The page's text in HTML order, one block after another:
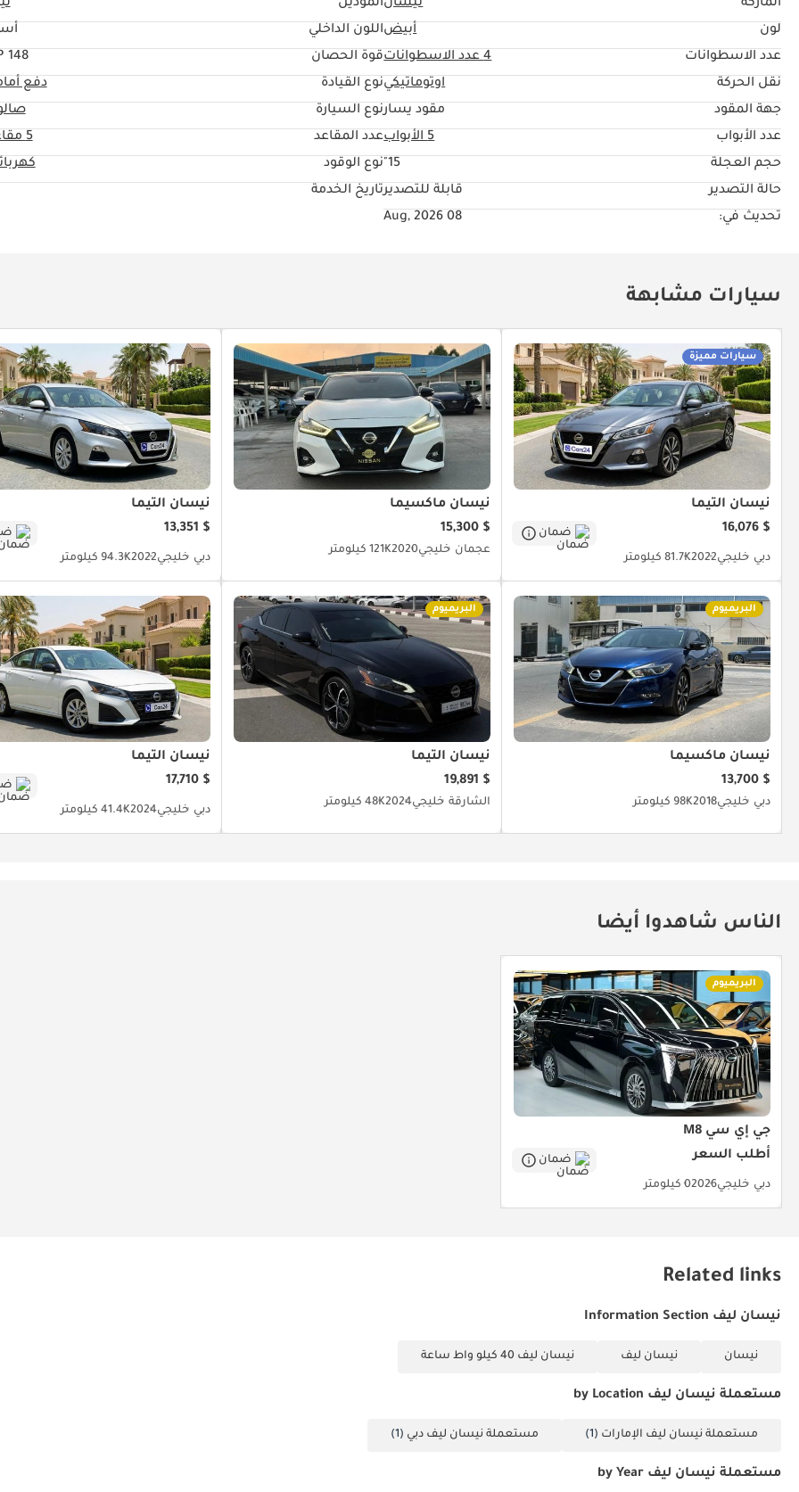
الماركة نيسانالموديل
لون
أبيضاللون الداخلي
عدد الاسطوانات
4عدد الاسطواناتقوة الحصان
148 HP
نقل الحركة
اوتوماتيكينوع القيادة
دفع
جهة المقود
مقود يسارنوع السيارة
عدد الأبواب
5 الأبواب عدد المقاعد
5 مقاعد
حجم العجلة
15" نوع الوقود
حالة التصدير
قابلة للتصديرتاريخ الخدمة
تحديث في:
08 Aug, 2026
سيارات مشابهة
سيارات مميزة
نيسان ألتيما
$ 16,076
ضمان
دبي خليجي202281.7K كيلومتر
نيسان ماكسيما
$ 15,300
عجمان خليجي2020121K كيلومتر
نيسان ألتيما
$ 13,351
دبي خليجي202294.3K كيلومتر
البريميوم
نيسان ماكسيما
$ 13,700
دبي خليجي201898K كيلومتر
البريميوم
نيسان ألتيما
$ 19,891
الشارقة خليجي202448K كيلومتر
نيسان ألتيما
$ 17,710
دبي خليجي202441.4K كيلومتر
الناس شاهدوا أيضا
البريميوم
جي إي سي M8
أطلب السعر
ضمان
دبي خليجي20260 كيلومتر
Related links
نيسان ليف Information Section
نيسان نيسان ليف نيسان ليف 40 كيلو واط ساعة
مستعملة نيسان ليف by Location
مستعملة نيسان ليف الإمارات (1) مستعملة نيسان ليف دبي (1)
مستعملة نيسان ليف by Year